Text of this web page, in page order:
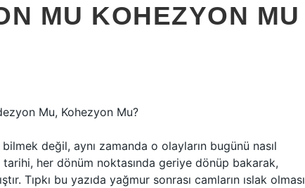
MU KOHEZYON MU
Mu, Kohezyon Mu?
değil, aynı zamanda o olayların bugünü nasıl
her dönüm noktasında geriye dönüp bakarak,
Tıpkı bu yazıda yağmur sonrası camların ıslak olması